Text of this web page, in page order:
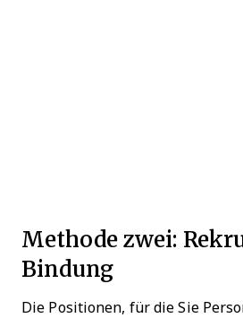
Methode zwei:
Bindung
Die Positionen, für die Sie